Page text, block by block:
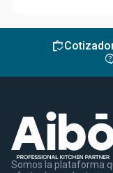
inventory
Somos la plataforma